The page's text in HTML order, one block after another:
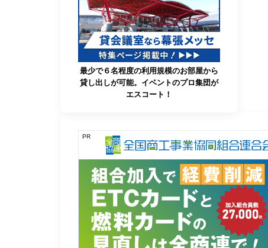
最少で６名程度の利用規模のお部屋から
貸し出しが可能。イベントのプロ集団が
エスコート！
PR